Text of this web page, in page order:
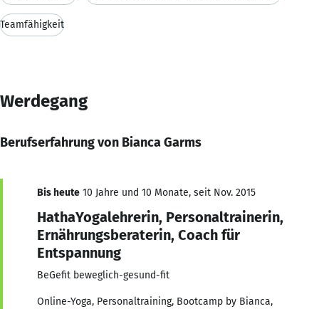
Teamfähigkeit
Werdegang
Berufserfahrung von Bianca Garms
Bis heute 10 Jahre und 10 Monate, seit Nov. 2015
HathaYogalehrerin, Personaltrainerin,
Ernährungsberaterin, Coach für
Entspannung
BeGefit beweglich-gesund-fit
Online-Yoga, Personaltraining, Bootcamp by Bianca,